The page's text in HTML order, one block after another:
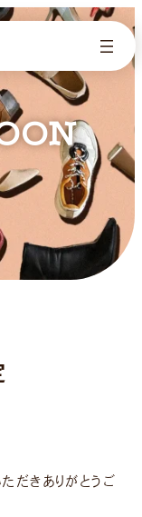
だきありがとうご